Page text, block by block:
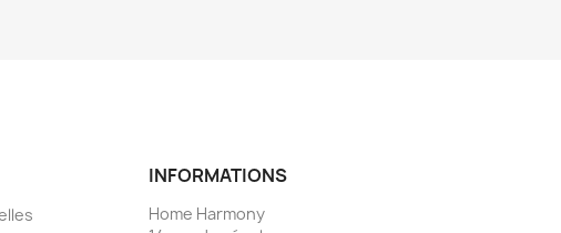
INFORMATIONS
Home Harmony